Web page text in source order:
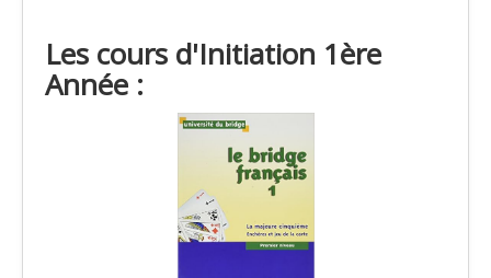
Liens
Les cours d'Initiation 1ère
Année :